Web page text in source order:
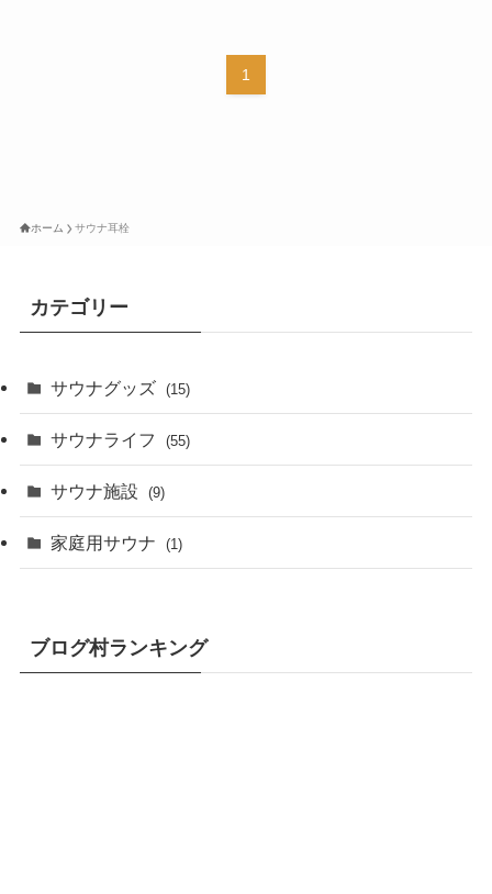
1
ホーム サウナ耳栓
カテゴリー
サウナグッズ (15)
サウナライフ (55)
サウナ施設 (9)
家庭用サウナ (1)
ブログ村ランキング